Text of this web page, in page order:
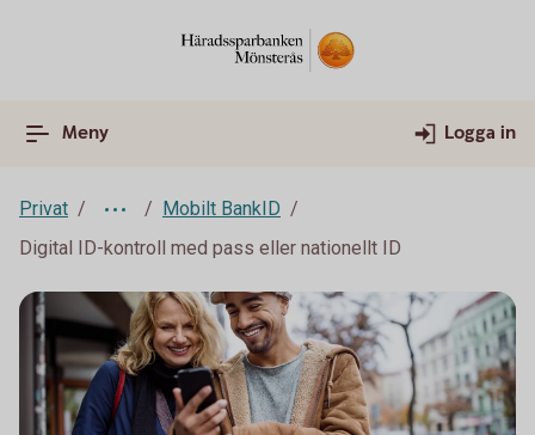
Meny Logga in
Privat
Mobilt BankID
Digital ID-kontroll med pass eller nationellt ID